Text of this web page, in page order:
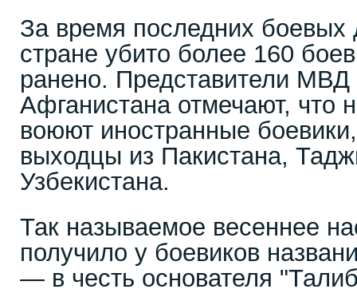
За время последних боевых
стране убито более 160
ранено. Представители
Афганистана отмечают, что
воюют иностранные
выходцы из Пакистана,
Узбекистана.
Так называемое весеннее
получило у боевиков
— в честь основателя